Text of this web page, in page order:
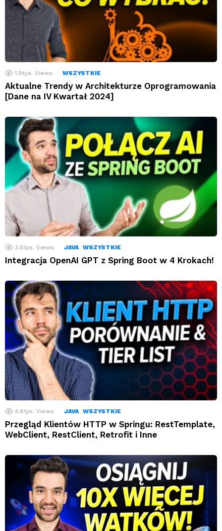
1.9tys. Views WSZYSTKIE
Aktualne Trendy w Architekturze Oprogramowania
[Dane na IV Kwartał 2024]
3.6tys. Views JAVA WSZYSTKIE
Integracja OpenAI GPT z Spring Boot w 4 Krokach!
4.6tys. Views JAVA WSZYSTKIE
Przegląd Klientów HTTP w Springu: RestTemplate,
WebClient, RestClient, Retrofit i Inne